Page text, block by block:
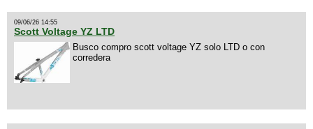
09/06/26 14:55
Scott Voltage YZ LTD
Busco compro scott voltage YZ solo LTD o con
corredera